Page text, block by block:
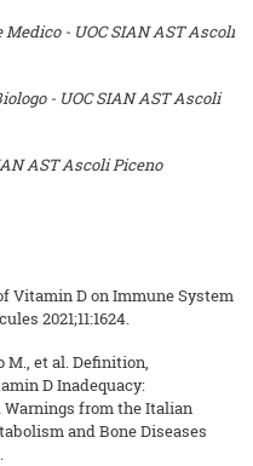
- UOC SIAN AST Ascoli
- UOC SIAN AST Ascoli
AST Ascoli Piceno
Vitamin D on Immune System
2021;11:1624.
M., et al. Definition,
D Inadequacy:
Warnings from the Italian
and Bone Diseases